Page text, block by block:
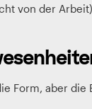
von der Arbeit)
Form, aber die